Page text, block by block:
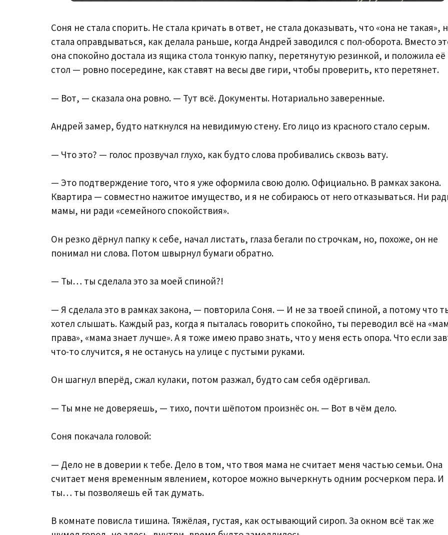
Соня не стала спорить. Не стала кричать в ответ, не стала доказывать, что «она не такая»,
стала оправдываться, как делала раньше, когда Андрей заводился с пол-оборота. Вместо
она спокойно достала из ящика стола тонкую папку, перетянутую резинкой, и положила её
стол — ровно посередине, как ставят на весы две гири, чтобы проверить, кто перетянет.
— Вот, — сказала она ровно. — Тут всё. Документы. Нотариально заверенные.
Андрей замер, будто наткнулся на невидимую стену. Его лицо из красного стало серым.
— Что это? — голос прозвучал глухо, как будто слова пробивались сквозь вату.
— Это подтверждение того, что я уже оформила свою долю. Официально. В рамках закона.
Квартира — совместно нажитое имущество, и я не собираюсь от него отказываться. Ни
мамы, ни ради «семейного спокойствия».
Он резко дёрнул папку к себе, начал листать, глаза бегали по строчкам, но, похоже, он не
понимал ни слова. Потом швырнул бумаги обратно.
— Ты… ты сделала это за моей спиной?!
— Я сделала это в рамках закона, — повторила Соня. — И не за твоей спиной, а потому что
хотел слышать. Каждый раз, когда я пыталась говорить спокойно, ты переводил всё на
права», «мама знает лучше». А я тоже имею право знать, что у меня есть опора. Что если
что-то случится, я не останусь на улице с пустыми руками.
Он шагнул вперёд, сжал кулаки, потом разжал, будто сам себя одёргивал.
— Ты мне не доверяешь, — тихо, почти шёпотом произнёс он. — Вот в чём дело.
Соня покачала головой:
— Дело не в доверии к тебе. Дело в том, что твоя мама не считает меня частью семьи. Она
считает меня временным явлением, которое можно вычеркнуть одним росчерком пера. И
ты… ты позволяешь ей так думать.
В комнате повисла тишина. Тяжёлая, густая, как остывающий сироп. За окном всё так же